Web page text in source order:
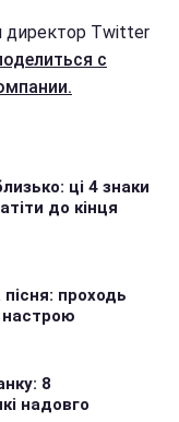
директор Twitter
с
ці 4 знаки
до кінця
проходь
настрою
8
надовго